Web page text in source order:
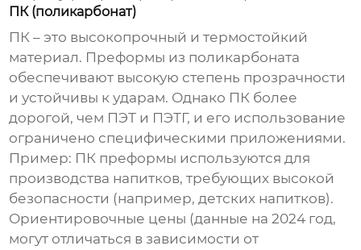
ПК (поликарбонат)
ПК – это высокопрочный и термостойкий
материал. Преформы из поликарбоната
обеспечивают высокую степень прозрачности
и устойчивы к ударам. Однако ПК более
дорогой, чем ПЭТ и ПЭТГ, и его использование
ограничено специфическими приложениями.
Пример: ПК преформы используются для
производства напитков, требующих высокой
безопасности (например, детских напитков).
Ориентировочные цены (данные на 2024 год,
могут отличаться в зависимости от